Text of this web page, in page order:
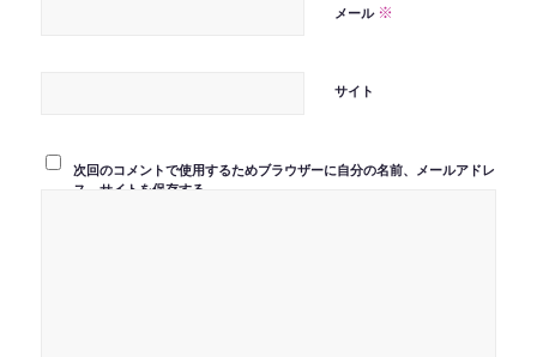
メール ※
サイト
次回のコメントで使用するためブラウザーに自分の名前、メールアドレ
ス、サイトを保存する。